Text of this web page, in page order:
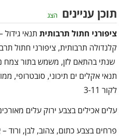
תוכן עניינים הצג
ציפורני חתול תרבותית תנאי
קלנדולה תרבותית, ציפורני חתול
שנתי בהתאם לזן, משמש בתור צמח
תנאי אקלים ים תיכוני, סובטרופי,
לקור 3-11
עלים אכילים בצבע ירוק עלים
פרחים בצבע כתום, צהוב, לבן, ורוד